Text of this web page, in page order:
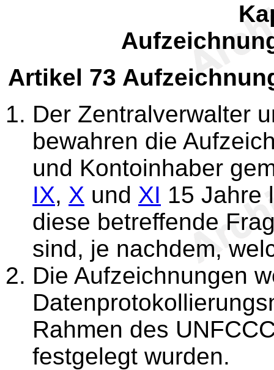
Artikel 73
Der Zentralverwalter
bewahren die
und Kontoinhaber
IX, X und XI 15 Jahre
diese betreffende
sind, je nachdem,
Die Aufzeichnungen
Rahmen des
festgelegt wurden.